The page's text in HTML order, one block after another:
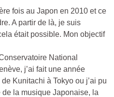
fois au Japon en 2010 et ce
A partir de là, je suis
était possible. Mon objectif
National
j’ai fait une année
Kunitachi à Tokyo ou j’ai pu
la musique Japonaise, la